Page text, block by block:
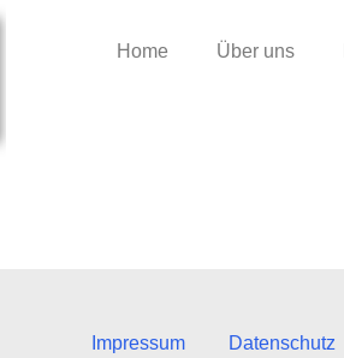
Home Über uns
Impressum Datenschutz